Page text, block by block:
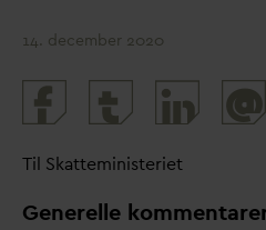
14. december 2020
@
Til Skatteministeriet
Generelle